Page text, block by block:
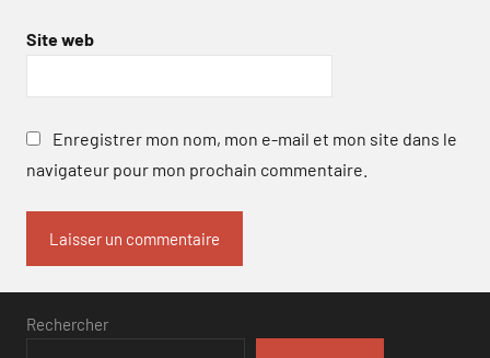
Site web
Enregistrer mon nom, mon e-mail et mon site dans le
navigateur pour mon prochain commentaire.
Rechercher